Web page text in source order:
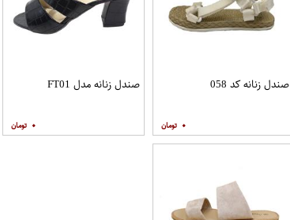
صندل زنانه کد 058
۰
صندل زنانه مدل FT01
۰